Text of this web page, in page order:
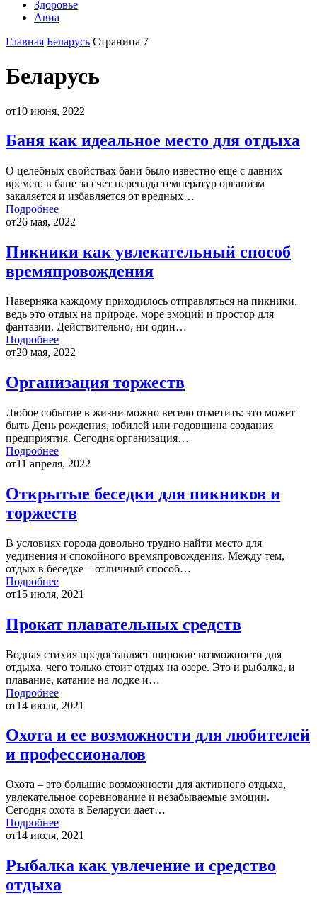
Здоровье
Авиа
Главная Беларусь Страница 7
Беларусь
от10 июня, 2022
Баня как идеальное место для отдыха
О целебных свойствах бани было известно еще с давних
времен: в бане за счет перепада температур организм
закаляется и избавляется от вредных…
Подробнее
от26 мая, 2022
Пикники как увлекательный способ
времяпровождения
Наверняка каждому приходилось отправляться на пикники,
ведь это отдых на природе, море эмоций и простор для
фантазии. Действительно, ни один…
Подробнее
от20 мая, 2022
Организация торжеств
Любое событие в жизни можно весело отметить: это может
быть День рождения, юбилей или годовщина создания
предприятия. Сегодня организация…
Подробнее
от11 апреля, 2022
Открытые беседки для пикников и
торжеств
В условиях города довольно трудно найти место для
уединения и спокойного времяпровождения. Между тем,
отдых в беседке – отличный способ…
Подробнее
от15 июля, 2021
Прокат плавательных средств
Водная стихия предоставляет широкие возможности для
отдыха, чего только стоит отдых на озере. Это и рыбалка, и
плавание, катание на лодке и…
Подробнее
от14 июля, 2021
Охота и ее возможности для любителей
и профессионалов
Охота – это большие возможности для активного отдыха,
увлекательное соревнование и незабываемые эмоции.
Сегодня охота в Беларуси дает…
Подробнее
от14 июля, 2021
Рыбалка как увлечение и средство
отдыха